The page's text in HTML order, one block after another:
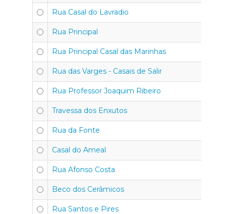
Rua Casal do Lavradio
Rua Principal
Rua Principal Casal das Marinhas
Rua das Varges - Casais de Salir
Rua Professor Joaquim Ribeiro
Travessa dos Enxutos
Rua da Fonte
Casal do Ameal
Rua Afonso Costa
Beco dos Cerâmicos
Rua Santos e Pires